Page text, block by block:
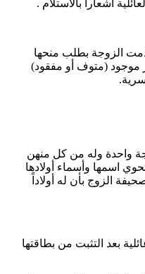
اشعاراً بالاستلام .
الزوجة بطلب منحها
موجود (متوف أو مفقود)
واحدة وله من كل منهن
اسمها وأسماء أولادها
الزوج بأن له أولاداً
بعد التثبت من بطاقتها